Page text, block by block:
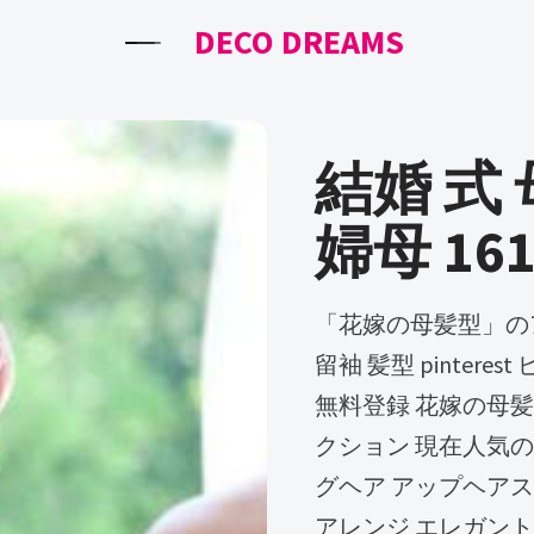
DECO DREAMS
結婚 式
婦母
「花嫁の母髪型」のアイデア 59 件 | 髪型, 留袖 ヘアスタイル,
留袖 髪型 pinterest
無料登録 花嫁の母
クション 現在人気
グヘア アップヘア
アレンジ エレガン